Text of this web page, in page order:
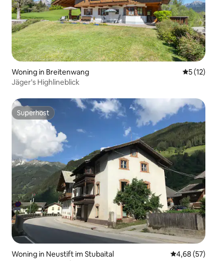
Woning in Breitenwang
5 (12)
Jäger's Highlineblick
Superhost
Superhost
Woning in Neustift im Stubaital Gemiddelde
4,68 (57)